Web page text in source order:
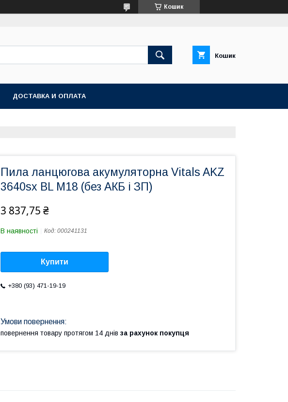
Кошик
Кошик
ДОСТАВКА И ОПЛАТА
Пила ланцюгова акумуляторна Vitals AKZ
3640sx BL М18 (без АКБ і ЗП)
3 837,75 ₴
В наявності Код: 000241131
Купити
+380 (93) 471-19-19
повернення товару протягом 14 днів за рахунок покупця